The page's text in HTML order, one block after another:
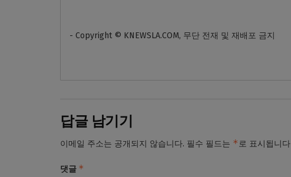
- Copyright © KNEWSLA.COM, 무단 전재 및 재배포 금지
답글 남기기
이메일 주소는 공개되지 않습니다. 필수 필드는 *로 표시됩니다
댓글 *